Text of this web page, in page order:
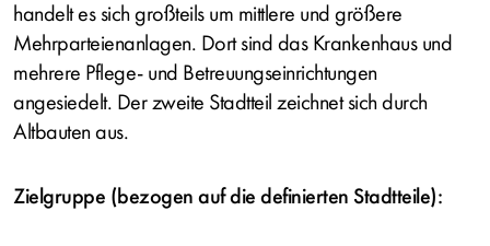
handelt es sich großteils um mittlere und größere
Mehrparteienanlagen. Dort sind das Krankenhaus und
mehrere Pflege- und Betreuungseinrichtungen
angesiedelt. Der zweite Stadtteil zeichnet sich durch
Altbauten aus.
Zielgruppe (bezogen auf die definierten Stadtteile):